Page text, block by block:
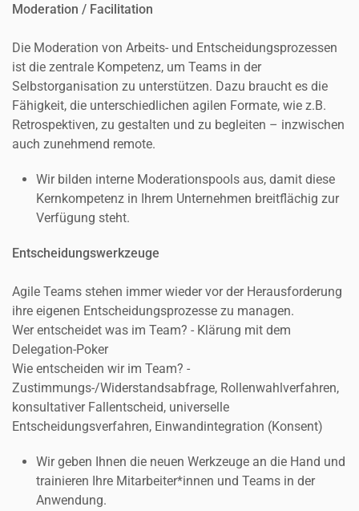
Moderation / Facilitation
Die Moderation von Arbeits- und Entscheidungsprozessen
ist die zentrale Kompetenz, um Teams in der
Selbstorganisation zu unterstützen. Dazu braucht es die
Fähigkeit, die unterschiedlichen agilen Formate, wie z.B.
Retrospektiven, zu gestalten und zu begleiten – inzwischen
auch zunehmend remote.
Wir bilden interne Moderationspools aus, damit diese
Kernkompetenz in Ihrem Unternehmen breitflächig zur
Verfügung steht.
Entscheidungswerkzeuge
Agile Teams stehen immer wieder vor der Herausforderung
ihre eigenen Entscheidungsprozesse zu managen.
Wer entscheidet was im Team? - Klärung mit dem
Delegation-Poker
Wie entscheiden wir im Team? -
Zustimmungs-/Widerstandsabfrage, Rollenwahlverfahren,
konsultativer Fallentscheid, universelle
Entscheidungsverfahren, Einwandintegration (Konsent)
Wir geben Ihnen die neuen Werkzeuge an die Hand und
trainieren Ihre Mitarbeiter*innen und Teams in der
Anwendung.